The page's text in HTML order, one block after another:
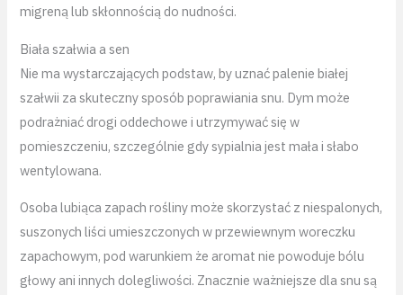
migreną lub skłonnością do nudności.
Biała szałwia a sen
Nie ma wystarczających podstaw, by uznać palenie białej
szałwii za skuteczny sposób poprawiania snu. Dym może
podrażniać drogi oddechowe i utrzymywać się w
pomieszczeniu, szczególnie gdy sypialnia jest mała i słabo
wentylowana.
Osoba lubiąca zapach rośliny może skorzystać z niespalonych,
suszonych liści umieszczonych w przewiewnym woreczku
zapachowym, pod warunkiem że aromat nie powoduje bólu
głowy ani innych dolegliwości. Znacznie ważniejsze dla snu są